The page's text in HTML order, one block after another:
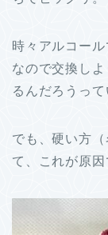
時々アルコー
なので交換し
るんだろうって
でも、硬い方
て、これが原因